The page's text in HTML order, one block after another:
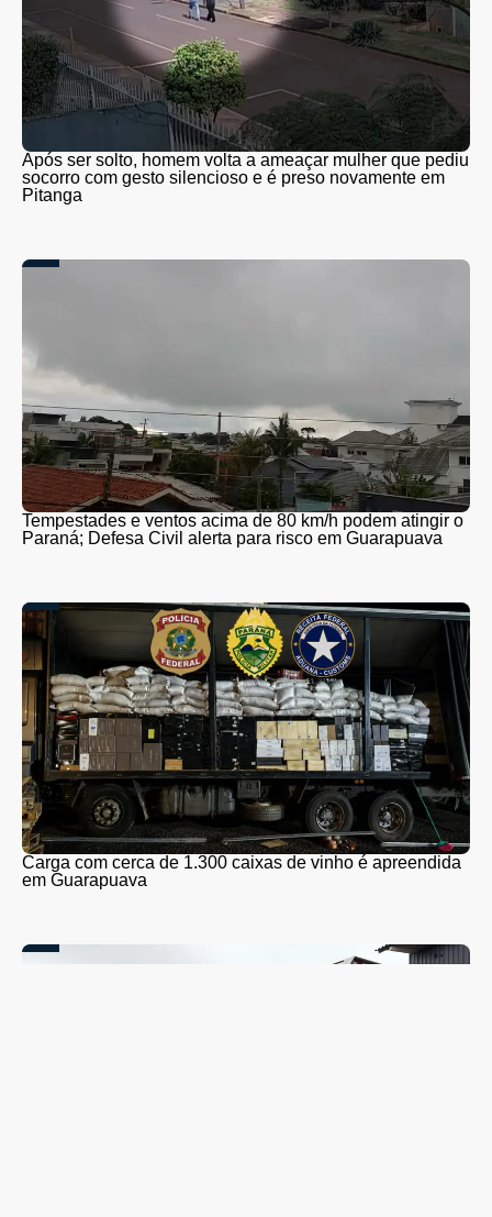
Após ser solto, homem volta a ameaçar mulher que pediu
socorro com gesto silencioso e é preso novamente em
Pitanga
Tempestades e ventos acima de 80 km/h podem atingir o
Paraná; Defesa Civil alerta para risco em Guarapuava
Carga com cerca de 1.300 caixas de vinho é apreendida
em Guarapuava